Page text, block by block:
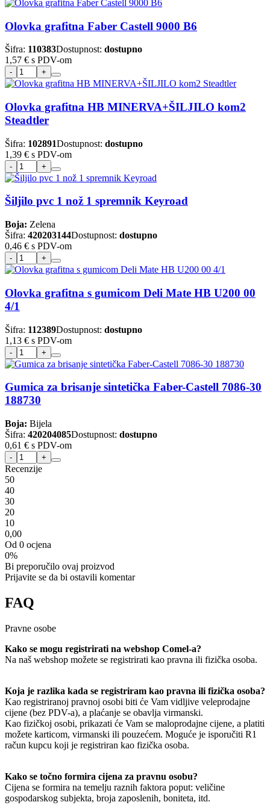
Olovka grafitna Faber Castell 9000 B6
Šifra: 110383Dostupnost: dostupno
1,57 € s PDV-om
Olovka grafitna HB MINERVA+ŠILJILO kom2
Steadtler
Šifra: 102891Dostupnost: dostupno
1,39 € s PDV-om
Šiljilo pvc 1 nož 1 spremnik Keyroad
Boja: Zelena
Šifra: 420203144Dostupnost: dostupno
0,46 € s PDV-om
Olovka grafitna s gumicom Deli Mate HB U200 00
4/1
Šifra: 112389Dostupnost: dostupno
1,13 € s PDV-om
Gumica za brisanje sintetička Faber-Castell 7086-30
188730
Boja: Bijela
Šifra: 420204085Dostupnost: dostupno
0,61 € s PDV-om
Recenzije
50
40
30
20
10
0,00
Od 0 ocjena
0%
Bi preporučilo ovaj proizvod
Prijavite se da bi ostavili komentar
FAQ
Pravne osobe
Kako se mogu registrirati na webshop Comel-a?
Na naš webshop možete se registrirati kao pravna ili fizička osoba.
Koja je razlika kada se registriram kao pravna ili fizička osoba?
Kao registriranoj pravnoj osobi biti će Vam vidljive veleprodajne
cijene (bez PDV-a), a plaćanje se obavlja virmanski.
Kao fizičkoj osobi, prikazati će Vam se maloprodajne cijene, a platiti
možete karticom, virmanski ili pouzećem. Moguće je isporučiti R1
račun kupcu koji je registriran kao fizička osoba.
Kako se točno formira cijena za pravnu osobu?
Cijena se formira na temelju raznih faktora poput: veličine
gospodarskog subjekta, broja zaposlenih, boniteta, itd.